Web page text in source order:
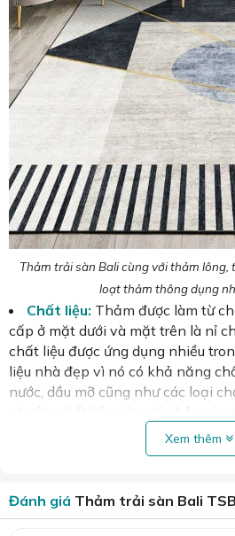
Thảm trải sàn Bali cùng với thảm
loạt thảm thông dụng
Chất liệu: Thảm được làm từ
cấp ở mặt dưới và mặt trên là nỉ
chất liệu được ứng dụng nhiều
liệu nhà đẹp vì nó có khả năng
nước, dầu mỡ cũng như các loại
có vậy, chất liệu này siêu bền và
Sản phẩm có kích
thảm được thiết kế
tiết 3D nổi bật bắt mắt. Bạn dễ
Xem thêm
Đánh giá Thảm trải sàn Bali